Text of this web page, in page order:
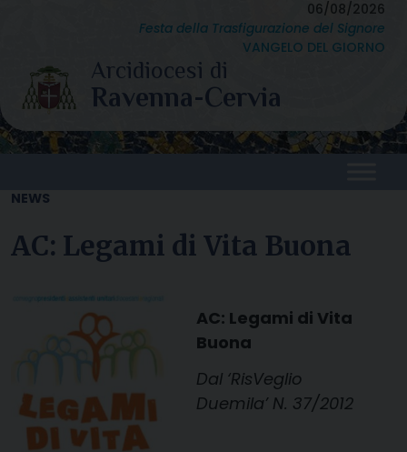
content
06/08/2026
Festa della Trasfigurazione del Signore
VANGELO DEL GIORNO
NEWS
AC: Legami di Vita Buona
AC: Legami di Vita
Buona
Dal ‘RisVeglio
Duemila’ N. 37/2012